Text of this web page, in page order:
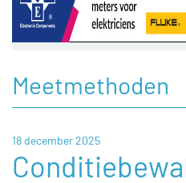
Meetmethoden
18 december 2025